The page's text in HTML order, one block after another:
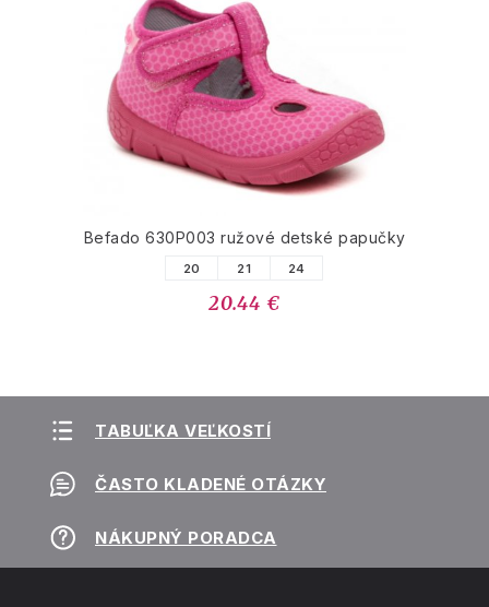
Befado 630P003 ružové detské papučky
20 21 24
20.44 €
TABUĽKA VEĽKOSTÍ
ČASTO KLADENÉ OTÁZKY
NÁKUPNÝ PORADCA